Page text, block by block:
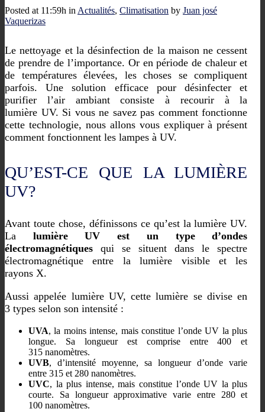
Posted at 11:59h in Actualités, Climatisation by Juan josé
Vaquerizas
Le nettoyage et la désinfection de la maison ne cessent
de prendre de l’importance. Or en période de chaleur et
de températures élevées, les choses se compliquent
parfois. Une solution efficace pour désinfecter et
purifier l’air ambiant consiste à recourir à la
lumière UV. Si vous ne savez pas comment fonctionne
cette technologie, nous allons vous expliquer à présent
comment fonctionnent les lampes à UV.
QU’EST-CE QUE LA LUMIÈRE
UV?
Avant toute chose, définissons ce qu’est la lumière UV.
La lumière UV est un type d’ondes
électromagnétiques qui se situent dans le spectre
électromagnétique entre la lumière visible et les
rayons X.
Aussi appelée lumière UV, cette lumière se divise en
3 types selon son intensité :
UVA, la moins intense, mais constitue l’onde UV la plus
longue. Sa longueur est comprise entre 400 et
315 nanomètres.
UVB, d’intensité moyenne, sa longueur d’onde varie
entre 315 et 280 nanomètres.
UVC, la plus intense, mais constitue l’onde UV la plus
courte. Sa longueur approximative varie entre 280 et
100 nanomètres.